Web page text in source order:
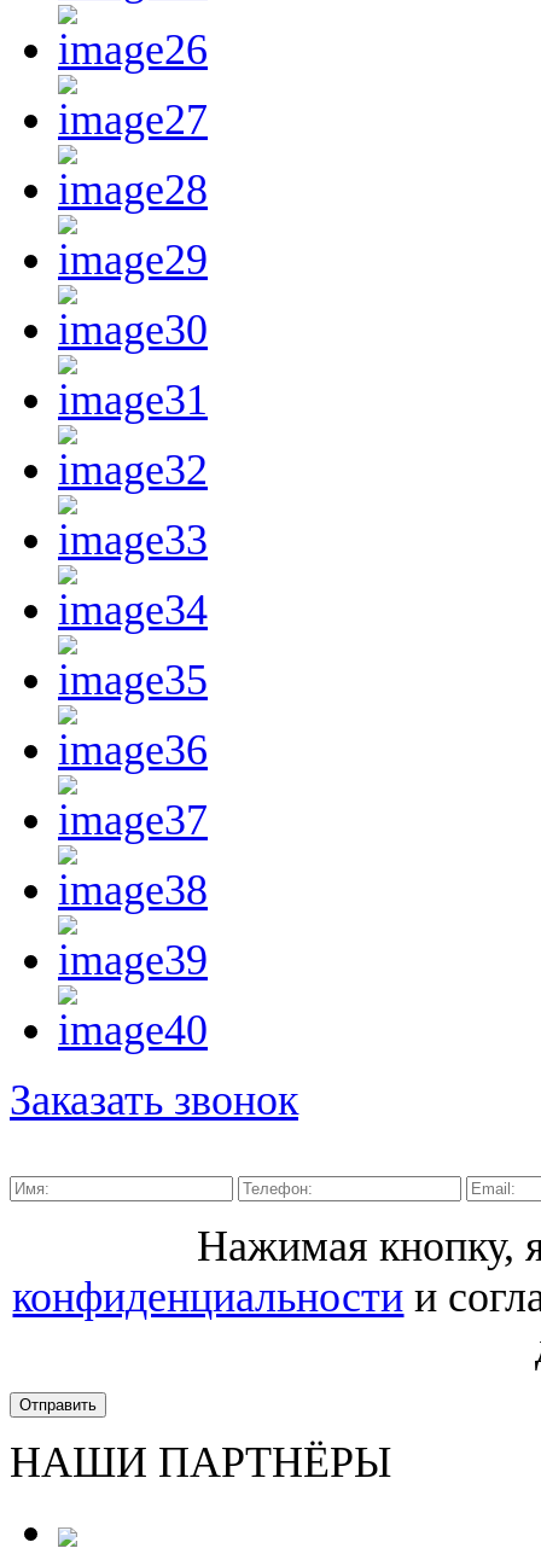
Заказать звонок
Нажимая кнопку,
конфиденциальности и
Отправить
НАШИ ПАРТНЁРЫ